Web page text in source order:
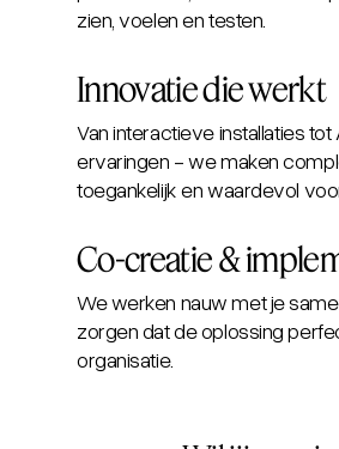
zien, voelen en testen.
Innovatie die werkt
Van interactieve installaties
ervaringen - we maken
toegankelijk en waardevol
Co-creatie &
We werken nauw met je
zorgen dat de oplossing
organisatie.